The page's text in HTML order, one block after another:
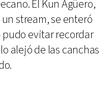
El Kun Agüero,
stream, se enteró
evitar recordar
alejó de las canchas